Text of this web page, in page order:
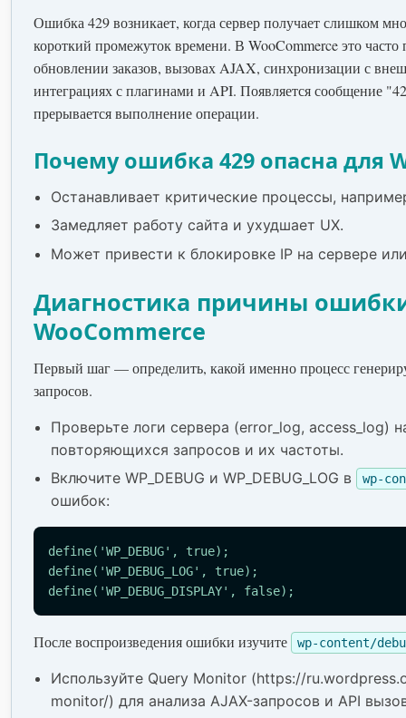
Ошибка 429 возникает, когда сервер получает слишком
короткий промежуток времени. В WooCommerce это часто
обновлении заказов, вызовах AJAX, синхронизации с
интеграциях с плагинами и API. Появляется сообщение
прерывается выполнение операции.
Почему ошибка 429 опасна для
Останавливает критические процессы,
Замедляет работу сайта и ухудшает UX.
Может привести к блокировке IP на сервере
Диагностика причины
WooCommerce
Первый шаг — определить, какой именно процесс
запросов.
Проверьте логи сервера (error_log, access_log)
повторяющихся запросов и их частоты.
Включите WP_DEBUG и WP_DEBUG_LOG в
wp-
ошибок:
define('WP_DEBUG', true);
define('WP_DEBUG_LOG', true);
define('WP_DEBUG_DISPLAY', false);
После воспроизведения ошибки изучите wp-content/
Используйте Query Monitor (https://
monitor/) для анализа AJAX-запросов и API